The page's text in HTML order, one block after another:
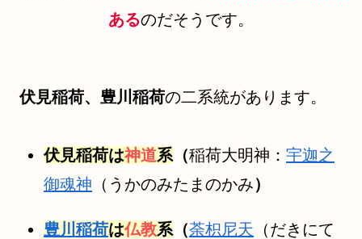
あるのだそうです。
伏見稲荷、豊川稲荷の二系統があります。
伏見稲荷は神道系 （稲荷大明神： 宇迦之
御魂神 （うかのみたまのかみ）
豊川稲荷は仏教系 （荼枳尼天 （だきにて